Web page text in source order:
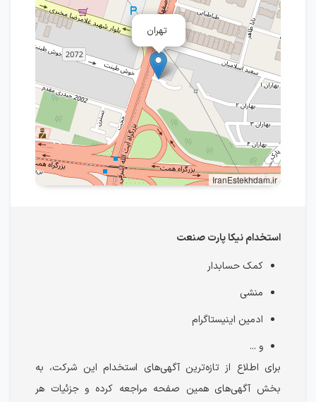
تهران
IranEstekhdam.ir
استخدام نیکا پارت صنعت
کمک حسابدار
منشی
ادمین اینیستاگرام
و ...
برای اطلاع از تازه‌ترین آگهی‌های استخدام این شرکت، به
بخش آگهی‌های همین صفحه مراجعه کرده و جزئیات هر